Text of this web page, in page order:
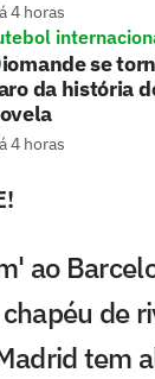
4 horas
se
da história
4 horas
ao
de
tem